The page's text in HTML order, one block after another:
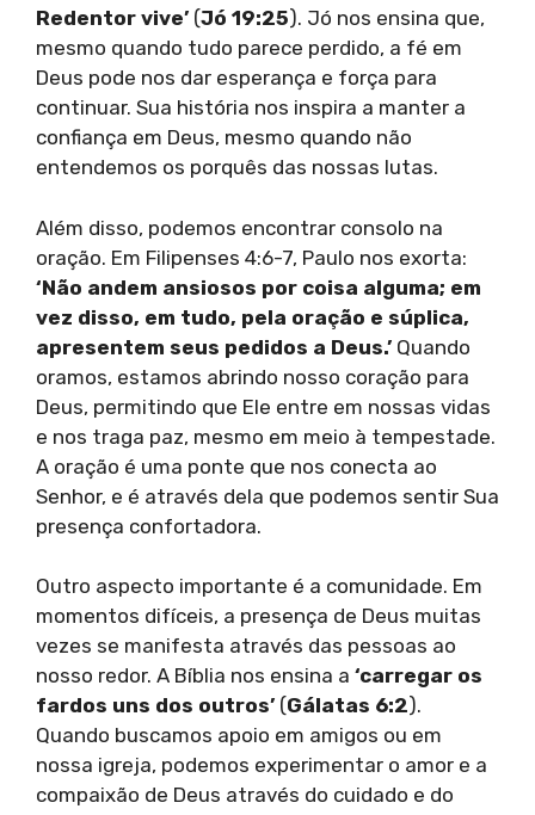
Redentor vive’ (Jó 19:25). Jó nos ensina que,
mesmo quando tudo parece perdido, a fé em
Deus pode nos dar esperança e força para
continuar. Sua história nos inspira a manter a
confiança em Deus, mesmo quando não
entendemos os porquês das nossas lutas.
Além disso, podemos encontrar consolo na
oração. Em Filipenses 4:6-7, Paulo nos exorta:
‘Não andem ansiosos por coisa alguma; em
vez disso, em tudo, pela oração e súplica,
apresentem seus pedidos a Deus.’ Quando
oramos, estamos abrindo nosso coração para
Deus, permitindo que Ele entre em nossas vidas
e nos traga paz, mesmo em meio à tempestade.
A oração é uma ponte que nos conecta ao
Senhor, e é através dela que podemos sentir Sua
presença confortadora.
Outro aspecto importante é a comunidade. Em
momentos difíceis, a presença de Deus muitas
vezes se manifesta através das pessoas ao
nosso redor. A Bíblia nos ensina a ‘carregar os
fardos uns dos outros’ (Gálatas 6:2).
Quando buscamos apoio em amigos ou em
nossa igreja, podemos experimentar o amor e a
compaixão de Deus através do cuidado e do